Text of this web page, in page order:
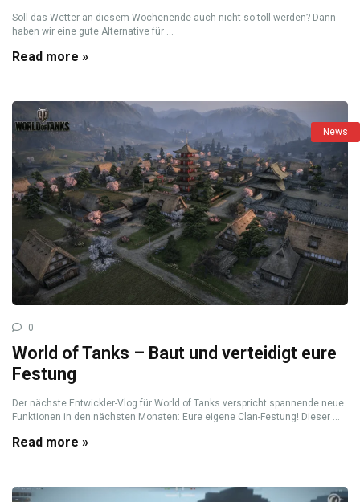
Soll das Wetter an diesem Wochenende auch nicht so toll werden? Dann
haben wir eine gute Alternative für ...
Read more »
News
0
World of Tanks – Baut und verteidigt eure
Festung
Der nächste Entwickler-Vlog für World of Tanks verspricht spannende neue
Funktionen in den nächsten Monaten: Eure eigene Clan-Festung! Dieser ...
Read more »